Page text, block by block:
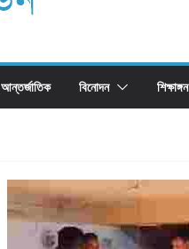
আন্তর্জাতিক বিনোদন শিক্ষাঙ্গন